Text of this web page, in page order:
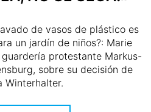
de vasos de plástico es
un jardín de niños?: Marie
protestante Markus-
sobre su decisión de
Winterhalter.